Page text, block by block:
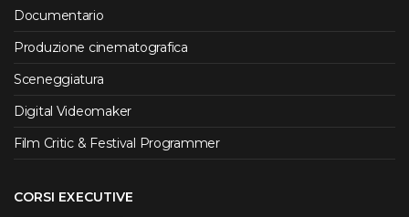
Documentario
Produzione cinematografica
Sceneggiatura
Digital Videomaker
Film Critic & Festival Programmer
CORSI EXECUTIVE